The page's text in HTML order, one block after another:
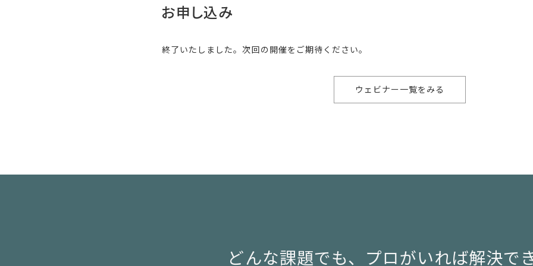
お申し込み
終了いたしました。次回の開催をご期待ください。
ウェビナー一覧をみる
どんな課題でも、 プロがいれば解決で